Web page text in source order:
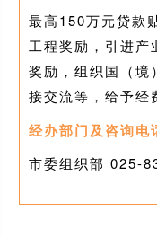
最高150万元贷款
工程奖励，引进产
奖励，组织国（境
接交流等，给予经
经办部门及咨询电
市委组织部 025-